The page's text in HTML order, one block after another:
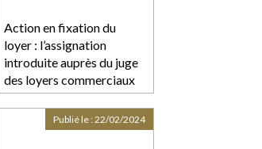
Action en fixation du
loyer : l’assignation
introduite auprès du juge
des loyers commerciaux
sans mémoire préalable
est irrecevable
Publié le :22/02/2024